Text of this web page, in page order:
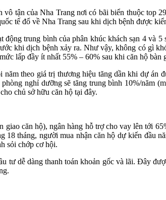
tận của Nha Trang nơi có bãi biển thuộc top
tế đổ về Nha Trang sau khi dịch bệnh được
động trung bình của phân khúc khách sạn 4
khi dịch bệnh xảy ra. Như vậy, không có gì
lấp đầy ít nhất 55% – 60% sau khi căn hộ bàn
theo giá trị thương hiệu tăng dần khi dự
nghỉ dưỡng sẽ tăng trung bình 10%/năm
chủ sở hữu căn hộ tại đây.
căn hộ), ngân hàng hỗ trợ cho vay lên tới
tháng, người mua nhận căn hộ dự kiến đầu
sỏi chớp cơ hội.
tư dễ dàng thanh toán khoản gốc và lãi. Đây